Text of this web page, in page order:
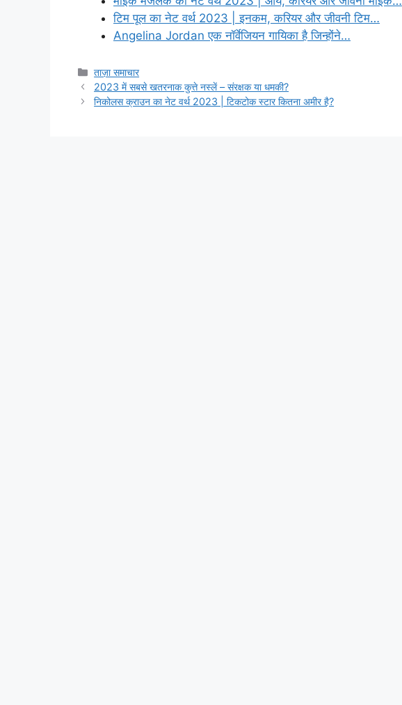
टिम पूल का नेट वर्थ 2023 | इनकम, करियर और जीवनी टिम…
Angelina Jordan एक नॉर्वेजियन गायिका है जिन्होंने…
Categories
ताज़ा समाचार
2023 में सबसे खतरनाक कुत्ते नस्लें – संरक्षक या धमकी?
निकोलस क्राउन का नेट वर्थ 2023 | टिकटोक स्टार कितना अमीर है?